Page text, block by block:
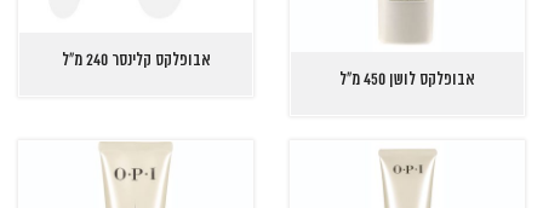
אבופלקס לושן 450 מ"ל
אבופלקס קלינסר 240 מ"ל